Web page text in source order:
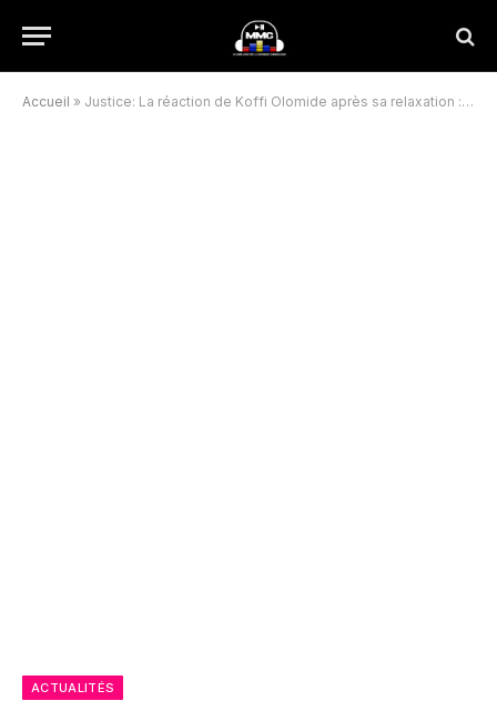
Accueil » Justice: La réaction de Koffi Olomide après sa relaxation : “Aujourd’hui mon honneur est rétabli, j’ai été relaxé (…) les menteurs, on va régler votre compte.”
ACTUALITÉS